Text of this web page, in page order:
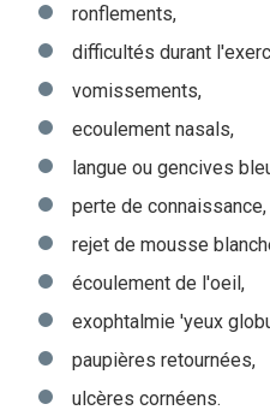
ronflements,
difficultés durant
vomissements,
ecoulement nasals,
langue ou gencives
perte de connaissance,
rejet de mousse
écoulement de l'oeil,
exophtalmie 'yeux
paupières retournées,
ulcères cornéens.